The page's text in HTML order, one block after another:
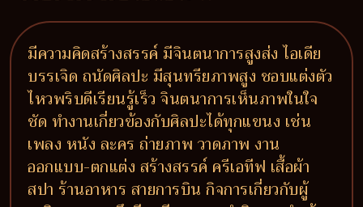
มีความคิดสร้างสรรค์ มีจินตนาการสูงส่ง ไอเดีย
บรรเจิด ถนัดศิลปะ มีสุนทรียภาพสูง ชอบแต่งตัว
ไหวพริบดีเรียนรู้เร็ว จินตนาการเห็นภาพในใจ
ชัด ทำงานเกี่ยวข้องกับศิลปะได้ทุกแขนง เช่น
เพลง หนัง ละคร ถ่ายภาพ วาดภาพ งาน
ออกแบบ-ตกแต่ง สร้างสรรค์ ครีเอทีฟ เสื้อผ้า
สปา ร้านอาหาร สายการบิน กิจการเกี่ยวกับผู้